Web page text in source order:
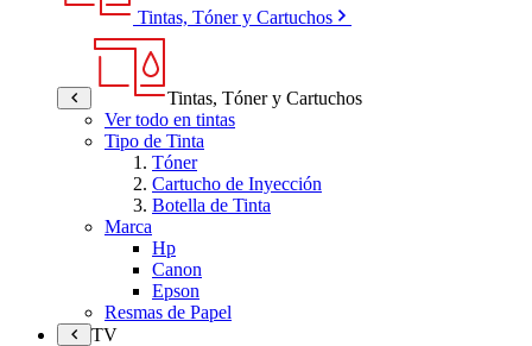
Tintas, Tóner y Cartuchos
Tintas, Tóner y Cartuchos
Ver todo en tintas
Tipo de Tinta
Tóner
Cartucho de Inyección
Botella de Tinta
Marca
Hp
Canon
Epson
Resmas de Papel
TV